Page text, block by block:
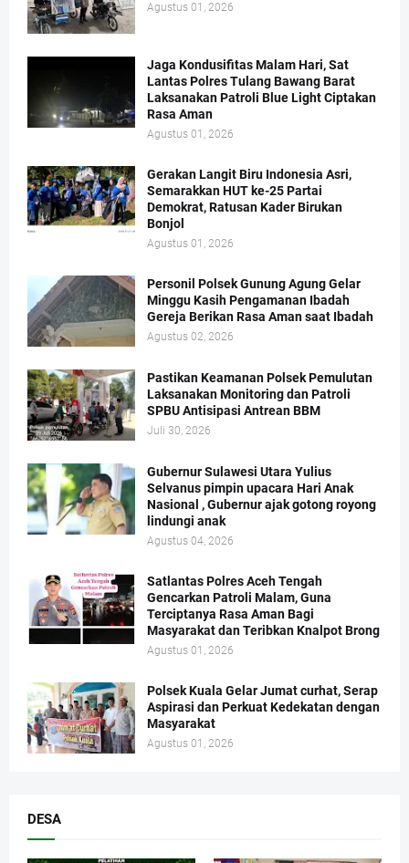
Agustus 01, 2026
Jaga Kondusifitas Malam Hari, Sat
Lantas Polres Tulang Bawang Barat
Laksanakan Patroli Blue Light Ciptakan
Rasa Aman
Agustus 01, 2026
Gerakan Langit Biru Indonesia Asri,
Semarakkan HUT ke-25 Partai
Demokrat, Ratusan Kader Birukan
Bonjol
Agustus 01, 2026
Personil Polsek Gunung Agung Gelar
Minggu Kasih Pengamanan Ibadah
Gereja Berikan Rasa Aman saat Ibadah
Agustus 02, 2026
Pastikan Keamanan Polsek Pemulutan
Laksanakan Monitoring dan Patroli
SPBU Antisipasi Antrean BBM
Juli 30, 2026
Gubernur Sulawesi Utara Yulius
Selvanus pimpin upacara Hari Anak
Nasional , Gubernur ajak gotong royong
lindungi anak
Agustus 04, 2026
Satlantas Polres Aceh Tengah
Gencarkan Patroli Malam, Guna
Terciptanya Rasa Aman Bagi
Masyarakat dan Teribkan Knalpot Brong
Agustus 01, 2026
Polsek Kuala Gelar Jumat curhat, Serap
Aspirasi dan Perkuat Kedekatan dengan
Masyarakat
Agustus 01, 2026
DESA